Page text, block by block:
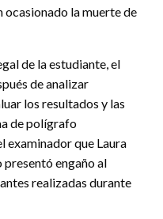
ocasionado la muerte de
de la estudiante, el
de analizar
los resultados y las
de polígrafo
examinador que Laura
engaño al
realizadas durante